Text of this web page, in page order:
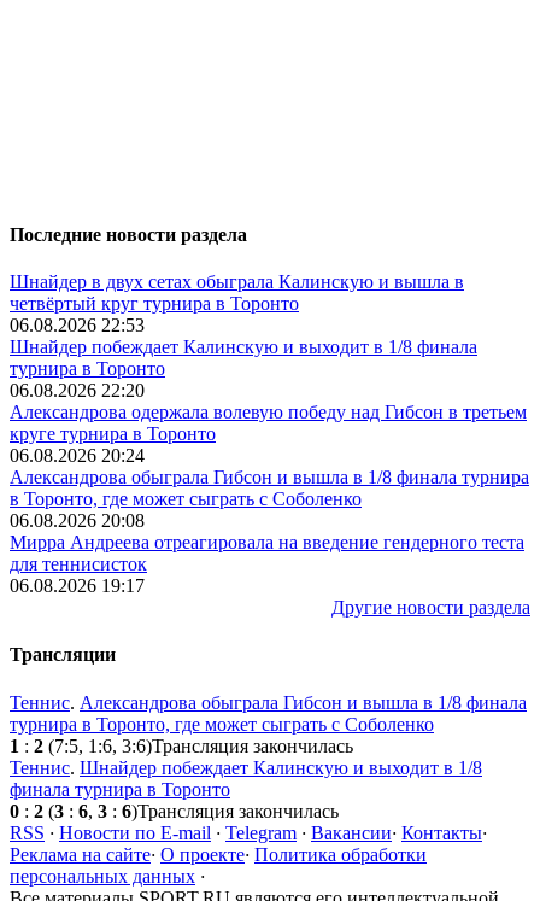
Последние новости раздела
Шнайдер в двух сетах обыграла Калинскую и вышла в
четвёртый круг турнира в Торонто
06.08.2026 22:53
Шнайдер побеждает Калинскую и выходит в 1/8 финала
турнира в Торонто
06.08.2026 22:20
Александрова одержала волевую победу над Гибсон в третьем
круге турнира в Торонто
06.08.2026 20:24
Александрова обыграла Гибсон и вышла в 1/8 финала турнира
в Торонто, где может сыграть с Соболенко
06.08.2026 20:08
Мирра Андреева отреагировала на введение гендерного теста
для теннисисток
06.08.2026 19:17
Другие новости раздела
Трансляции
Теннис. Александрова обыграла Гибсон и вышла в 1/8 финала
турнира в Торонто, где может сыграть с Соболенко
1 : 2 (7:5, 1:6, 3:6)Трансляция закончилась
Теннис. Шнайдер побеждает Калинскую и выходит в 1/8
финала турнира в Торонто
0 : 2 (3 : 6, 3 : 6)Трансляция закончилась
RSS · Новости по E-mail · Telegram · Вакансии· Контакты·
Реклама на сайте· О проекте· Политика обработки
персональных данных ·